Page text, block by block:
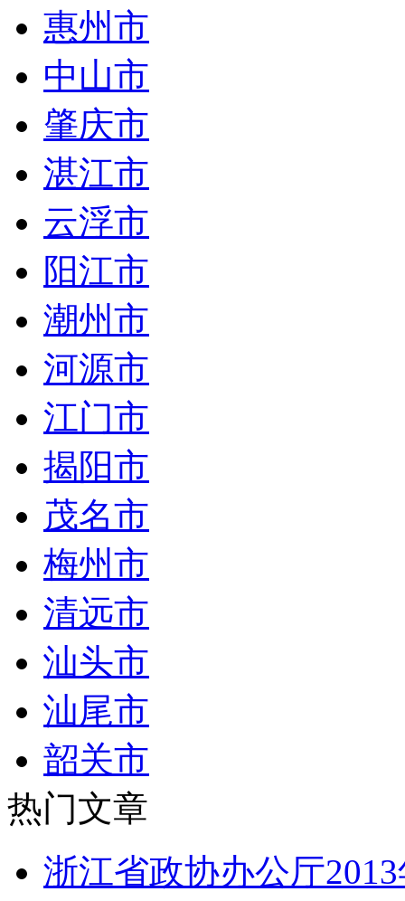
惠州市
中山市
肇庆市
湛江市
云浮市
阳江市
潮州市
河源市
江门市
揭阳市
茂名市
梅州市
清远市
汕头市
汕尾市
韶关市
热门文章
浙江省政协办公厅